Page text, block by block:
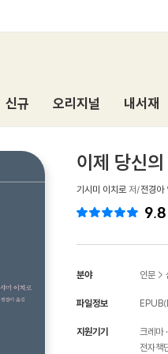
신규 오리지널 내서재
이제 당신
기시미 이치로 저/전경아
9.8
분야 인문 >
파일정보
지원기기 크레마
전자책